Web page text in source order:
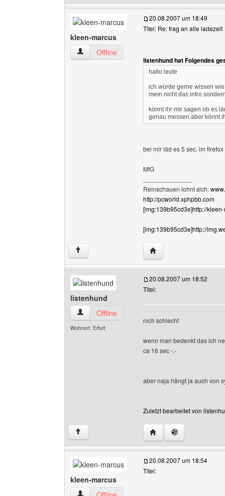
kleen-marcus
kleen-marcus Benutzer-Profile anzeigen
Offline
20.08.2007 um 18:49
Titel: Re: frag an alle ladezeit
listenhund hat Folgendes
hallo leute
ich würde gerne wissen
mein nicht das intro
könnt ihr mir sagen ob es
genau messen aber könnt
bei mir läd es 5 sec. im
MfG
Reinschauen lohnt sich:
http://pcworld.xphpbb.com
[img:139b95cd3e]http://
[img:139b95cd3e]http://
↑ Website dieses
listenhund
listenhund Benutzer-Profile anzeigen
Offline
Wohnort: Erfurt
20.08.2007 um 18:52
Titel:
nich schlecht
wenn man bedenkt das ich
ca 16 sec -.-
aber naja hängt ja auch von
Zuletzt bearbeitet von
↑ Website dieses
kleen-marcus
kleen-marcus Benutzer-Profile anzeigen
20.08.2007 um 18:54
Titel: